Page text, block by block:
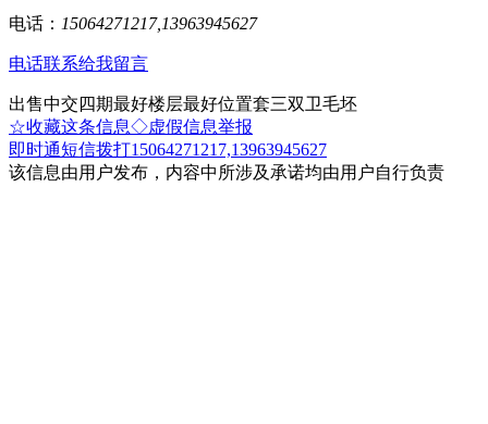
电话： 15064271217,13963945627
电话联系给我留言
出售中交四期最好楼层最好位置套三双卫毛坯
☆收藏这条信息◇虚假信息举报
即时通短信拨打15064271217,13963945627
该信息由用户发布，内容中所涉及承诺均由用户自行负责